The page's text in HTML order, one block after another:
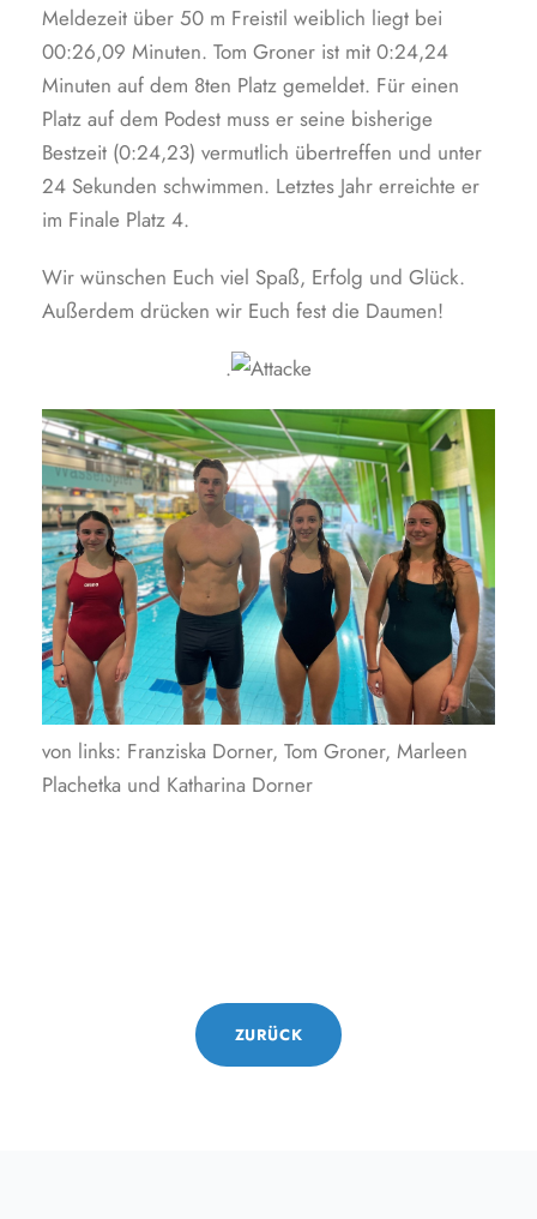
Meldezeit über 50 m Freistil weiblich liegt bei
00:26,09 Minuten. Tom Groner ist mit 0:24,24
Minuten auf dem 8ten Platz gemeldet. Für einen
Platz auf dem Podest muss er seine bisherige
Bestzeit (0:24,23) vermutlich übertreffen und unter
24 Sekunden schwimmen. Letztes Jahr erreichte er
im Finale Platz 4.
Wir wünschen Euch viel Spaß, Erfolg und Glück.
Außerdem drücken wir Euch fest die Daumen!
.
von links: Franziska Dorner, Tom Groner, Marleen
Plachetka und Katharina Dorner
ZURÜCK